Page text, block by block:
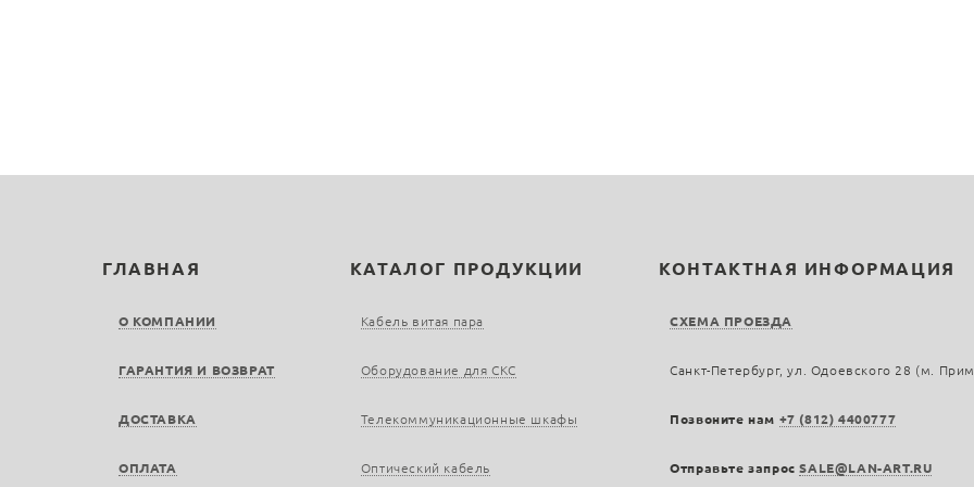
ГЛАВНАЯ
О КОМПАНИИ
ГАРАНТИЯ И ВОЗВРАТ
ДОСТАВКА
ОПЛАТА
КАТАЛОГ ПРОДУКЦИИ
Кабель витая пара
Оборудование для СКС
Телекоммуникационные шкафы
Оптический кабель
КОНТАКТНАЯ ИНФОРМАЦИЯ
СХЕМА ПРОЕЗДА
Санкт-Петербург, ул. Одоевского 28 (м.
Позвоните нам +7 (812) 4400777
Отправьте запросSALE@LAN-ART.RU